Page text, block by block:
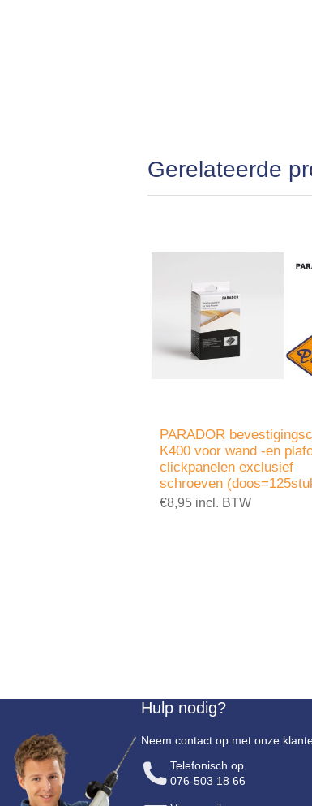
Gerelateerde
PARADOR
K400 voor wand -en
clickpanelen exclusief
schroeven
€8,95 incl. BTW
Hulp nodig?
Neem contact op met onze
Telefonisch op
076-503 18 66